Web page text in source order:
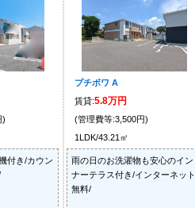
)
付き/カウン
プチボワ A
賃貸:5.8万円
(管理費等:3,500円)
1LDK/43.21㎡
雨の日のお洗濯物も安心のイン
ナーテラス付き/インターネット
無料/